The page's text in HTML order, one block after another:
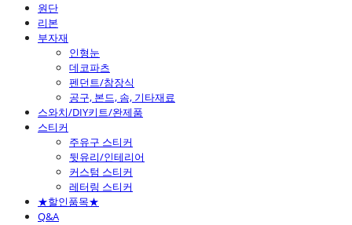
원단
리본
부자재
인형눈
데코파츠
펜던트/참장식
공구, 본드, 솜, 기타재료
스와치/DIY키트/완제품
스티커
주유구 스티커
뒷유리/인테리어
커스텀 스티커
레터링 스티커
★할인품목★
Q&A